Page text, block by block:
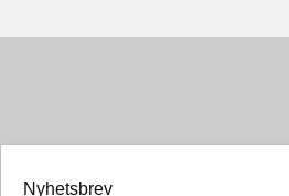
Nyhetsbrev